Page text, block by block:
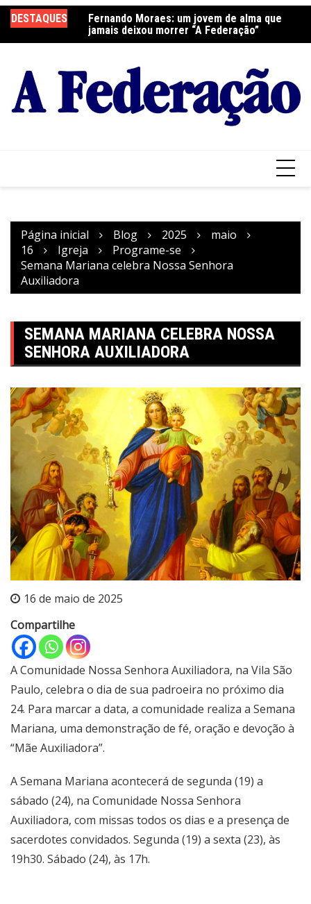
para
o
DESTAQUES
Fernando Moraes: um jovem de alma que
jamais deixou morrer “A Federação”
Curso Oração e Vida na Paróquia São José
Página inicial Blog 2025
maio
16
Igreja
Programe-se
Semana Mariana celebra Nossa Senhora
Auxiliadora
SEMANA MARIANA CELEBRA NOSSA
SENHORA AUXILIADORA
16 de maio de 2025
Compartilhe
A Comunidade Nossa Senhora Auxiliadora, na Vila São
Paulo, celebra o dia de sua padroeira no próximo dia
24. Para marcar a data, a comunidade realiza a Semana
Mariana, uma demonstração de fé, oração e devoção à
“Mãe Auxiliadora”.
A Semana Mariana acontecerá de segunda (19) a
sábado (24), na Comunidade Nossa Senhora
Auxiliadora, com missas todos os dias e a presença de
sacerdotes convidados. Segunda (19) a sexta (23), às
19h30. Sábado (24), às 17h.